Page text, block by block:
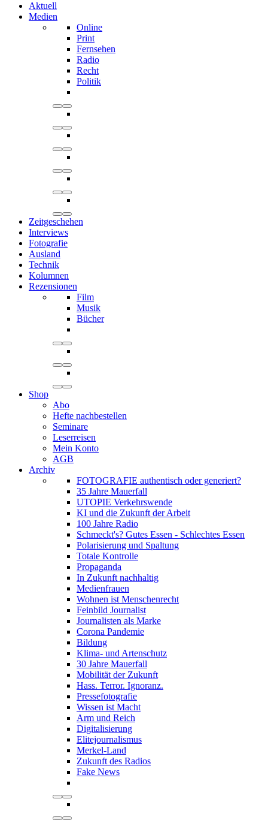
Aktuell
Medien
Online
Print
Fernsehen
Radio
Recht
Politik
Zeitgeschehen
Interviews
Fotografie
Ausland
Technik
Kolumnen
Rezensionen
Film
Musik
Bücher
Shop
Abo
Hefte nachbestellen
Seminare
Leserreisen
Mein Konto
AGB
Archiv
FOTOGRAFIE authentisch oder generiert?
35 Jahre Mauerfall
UTOPIE Verkehrswende
KI und die Zukunft der Arbeit
100 Jahre Radio
Schmeckt's? Gutes Essen - Schlechtes Essen
Polarisierung und Spaltung
Totale Kontrolle
Propaganda
In Zukunft nachhaltig
Medienfrauen
Wohnen ist Menschenrecht
Feinbild Journalist
Journalisten als Marke
Corona Pandemie
Bildung
Klima- und Artenschutz
30 Jahre Mauerfall
Mobilität der Zukunft
Hass. Terror. Ignoranz.
Pressefotografie
Wissen ist Macht
Arm und Reich
Digitalisierung
Elitejournalismus
Merkel-Land
Zukunft des Radios
Fake News